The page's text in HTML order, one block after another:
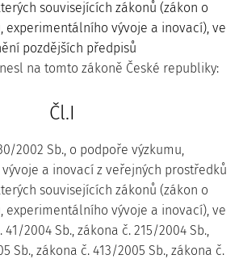
souvisejících zákonů (zákon o
experimentálního vývoje a inovací), ve
pozdějších předpisů
na tomto zákoně České republiky:
Čl.I
2002 Sb., o podpoře výzkumu,
a inovací z veřejných prostředků
souvisejících zákonů (zákon o
experimentálního vývoje a inovací), ve
2004 Sb., zákona č. 215/2004 Sb.,
Sb., zákona č. 413/2005 Sb., zákona č.